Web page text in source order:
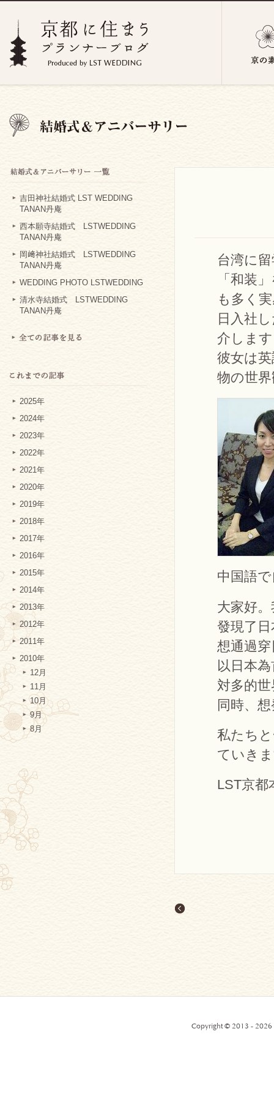
吉田神社結婚式 LST WEDDING
TANAN丹庵
西本願寺結婚式 LSTWEDDING
TANAN丹庵
岡﨑神社結婚式 LSTWEDDING
TANAN丹庵
WEDDING PHOTO LSTWEDDING
清水寺結婚式 LSTWEDDING
TANAN丹庵
2025年
2024年
2023年
2022年
2021年
2020年
2019年
2018年
2017年
2016年
2015年
2014年
2013年
2012年
2011年
2010年
12月
11月
10月
9月
8月
台湾に
「和装
も多く
日入社
介しま
彼女は
物の世
中国語
大家好
發現了
想通過
以日本
対多的
同時、
私たち
ていき
LST京
Copyright © 2013 - 2026